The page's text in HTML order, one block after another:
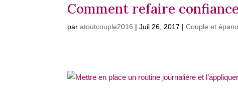
Comment refaire
paratoutcouple2016 |Juil 26, 2017 |Couple et